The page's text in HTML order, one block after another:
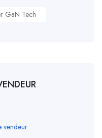
GaN Tech
vendeur